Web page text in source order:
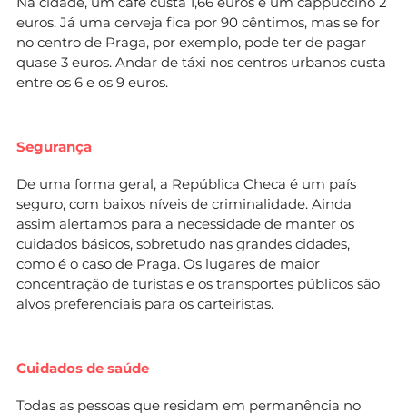
euros. Já uma cerveja fica por 90 cêntimos, mas se for
no centro de Praga, por exemplo, pode ter de pagar
quase 3 euros. Andar de táxi nos centros urbanos custa
entre os 6 e os 9 euros.
Segurança
De uma forma geral, a República Checa é um país
seguro, com baixos níveis de criminalidade. Ainda
assim alertamos para a necessidade de manter os
cuidados básicos, sobretudo nas grandes cidades,
como é o caso de Praga. Os lugares de maior
concentração de turistas e os transportes públicos são
alvos preferenciais para os carteiristas.
Cuidados de saúde
Todas as pessoas que residam em permanência no